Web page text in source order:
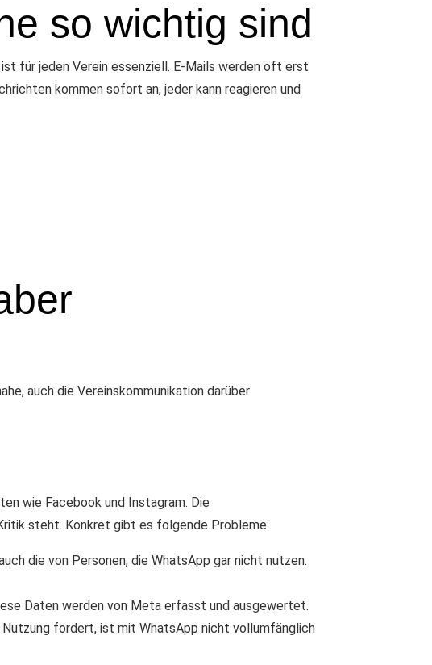
so wichtig sind
für jeden Verein essenziell. E-Mails werden oft erst
kommen sofort an, jeder kann reagieren und
auch die Vereinskommunikation darüber
wie Facebook und Instagram. Die
steht. Konkret gibt es folgende Probleme:
die von Personen, die WhatsApp gar nicht nutzen.
Daten werden von Meta erfasst und ausgewertet.
fordert, ist mit WhatsApp nicht vollumfänglich